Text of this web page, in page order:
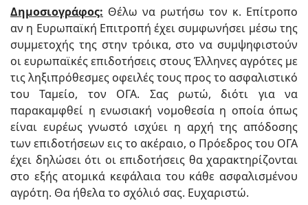
Δημοσιογράφος: Θέλω να ρωτήσω τον κ. Επίτροπο
αν η Ευρωπαϊκή Επιτροπή έχει συμφωνήσει μέσω της
συμμετοχής της στην τρόικα, στο να συμψηφιστούν
οι ευρωπαϊκές επιδοτήσεις στους Έλληνες αγρότες με
τις ληξιπρόθεσμες οφειλές τους προς το ασφαλιστικό
του Ταμείο, τον ΟΓΑ. Σας ρωτώ, διότι για να
παρακαμφθεί η ενωσιακή νομοθεσία η οποία όπως
είναι ευρέως γνωστό ισχύει η αρχή της απόδοσης
των επιδοτήσεων εις το ακέραιο, ο Πρόεδρος του ΟΓΑ
έχει δηλώσει ότι οι επιδοτήσεις θα χαρακτηρίζονται
στο εξής ατομικά κεφάλαια του κάθε ασφαλισμένου
αγρότη. Θα ήθελα το σχόλιό σας. Ευχαριστώ.